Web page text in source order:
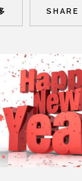
SHARE